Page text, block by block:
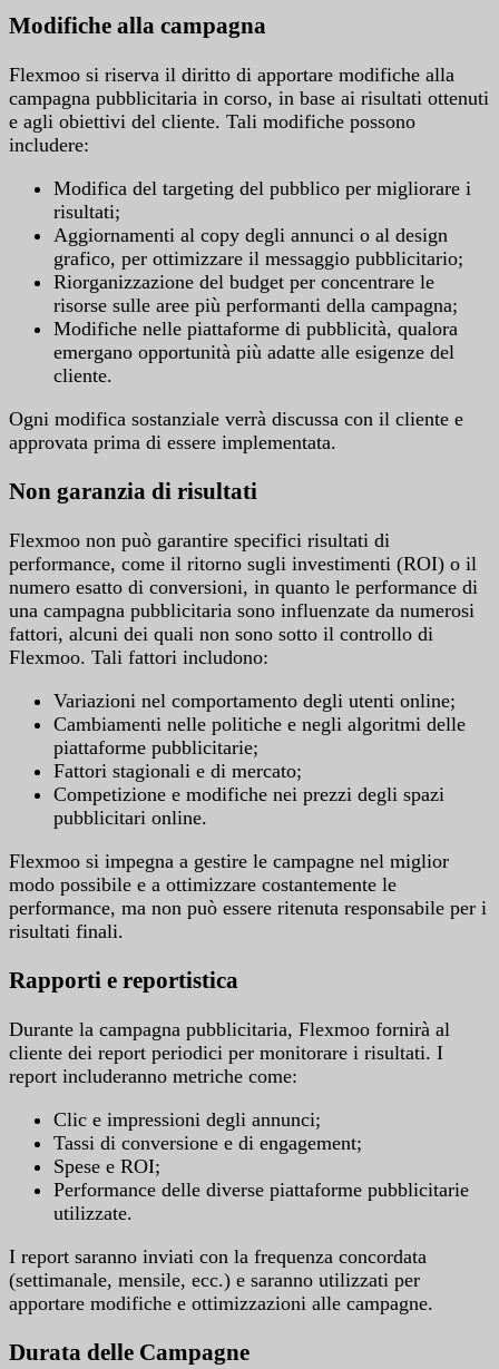
Modifiche alla campagna
Flexmoo si riserva il diritto di apportare modifiche alla
campagna pubblicitaria in corso, in base ai risultati ottenuti
e agli obiettivi del cliente. Tali modifiche possono
includere:
Modifica del targeting del pubblico per migliorare i
risultati;
Aggiornamenti al copy degli annunci o al design
grafico, per ottimizzare il messaggio pubblicitario;
Riorganizzazione del budget per concentrare le
risorse sulle aree più performanti della campagna;
Modifiche nelle piattaforme di pubblicità, qualora
emergano opportunità più adatte alle esigenze del
cliente.
Ogni modifica sostanziale verrà discussa con il cliente e
approvata prima di essere implementata.
Non garanzia di risultati
Flexmoo non può garantire specifici risultati di
performance, come il ritorno sugli investimenti (ROI) o il
numero esatto di conversioni, in quanto le performance di
una campagna pubblicitaria sono influenzate da numerosi
fattori, alcuni dei quali non sono sotto il controllo di
Flexmoo. Tali fattori includono:
Variazioni nel comportamento degli utenti online;
Cambiamenti nelle politiche e negli algoritmi delle
piattaforme pubblicitarie;
Fattori stagionali e di mercato;
Competizione e modifiche nei prezzi degli spazi
pubblicitari online.
Flexmoo si impegna a gestire le campagne nel miglior
modo possibile e a ottimizzare costantemente le
performance, ma non può essere ritenuta responsabile per i
risultati finali.
Rapporti e reportistica
Durante la campagna pubblicitaria, Flexmoo fornirà al
cliente dei report periodici per monitorare i risultati. I
report includeranno metriche come:
Clic e impressioni degli annunci;
Tassi di conversione e di engagement;
Spese e ROI;
Performance delle diverse piattaforme pubblicitarie
utilizzate.
I report saranno inviati con la frequenza concordata
(settimanale, mensile, ecc.) e saranno utilizzati per
apportare modifiche e ottimizzazioni alle campagne.
Durata delle Campagne